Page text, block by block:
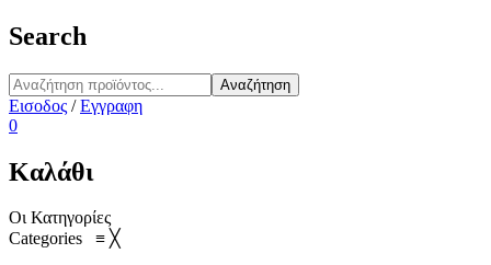
Search
Αναζήτηση
Εισοδος /Εγγραφη
0
Καλάθι
Οι Κατηγορίες
Categories ≡ ╳